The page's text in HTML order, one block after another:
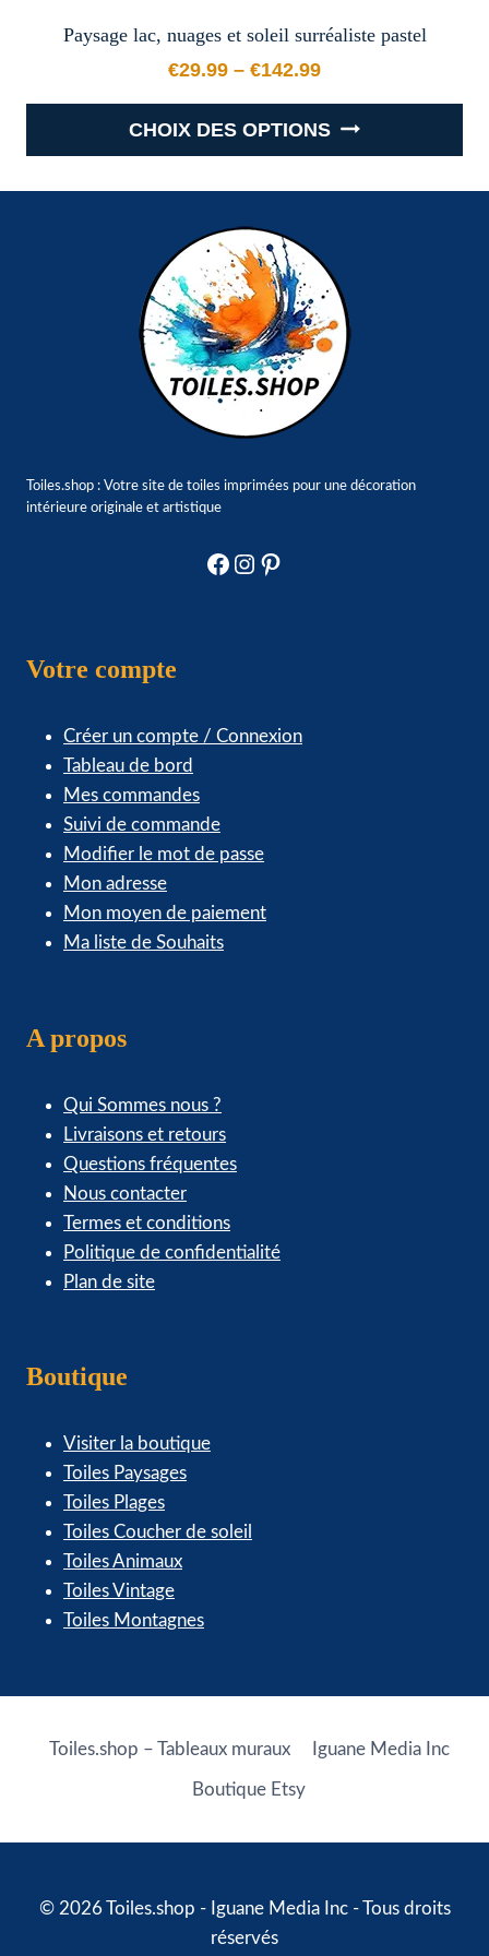
Paysage lac, nuages et soleil surréaliste pastel
€29.99 – €142.99
Plage de prix : €29.99 à
CHOIX DES OPTIONS
a
plusieurs
variations.
Les
options
peuvent
être
choisies
la
du
produit
Toiles.shop : Votre site de toiles imprimées pour une décoration
intérieure originale et artistique
Facebook
Instagram
Pinterest
Votre compte
Créer un compte / Connexion
Tableau de bord
Mes commandes
Suivi de commande
Modifier le mot de passe
Mon adresse
Mon moyen de paiement
Ma liste de Souhaits
A propos
Qui Sommes nous ?
Livraisons et retours
Questions fréquentes
Nous contacter
Termes et conditions
Politique de confidentialité
Plan de site
Boutique
Visiter la boutique
Toiles Paysages
Toiles Plages
Toiles Coucher de soleil
Toiles Animaux
Toiles Vintage
Toiles Montagnes
Toiles.shop – Tableaux muraux Iguane Media Inc
Boutique Etsy
© 2026 Toiles.shop - Iguane Media Inc - Tous droits
réservés